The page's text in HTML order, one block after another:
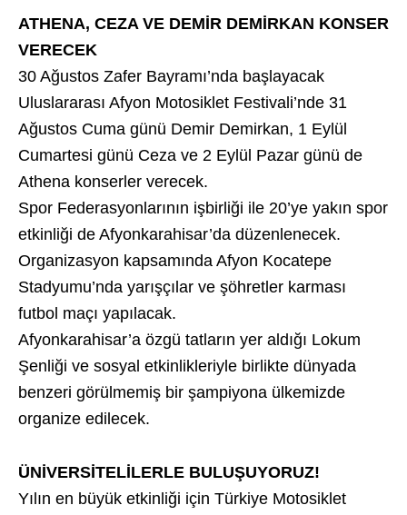
ATHENA, CEZA VE DEMİR DEMİRKAN KONSER
VERECEK
30 Ağustos Zafer Bayramı’nda başlayacak
Uluslararası Afyon Motosiklet Festivali’nde 31
Ağustos Cuma günü Demir Demirkan, 1 Eylül
Cumartesi günü Ceza ve 2 Eylül Pazar günü de
Athena konserler verecek.
Spor Federasyonlarının işbirliği ile 20’ye yakın spor
etkinliği de Afyonkarahisar’da düzenlenecek.
Organizasyon kapsamında Afyon Kocatepe
Stadyumu’nda yarışçılar ve şöhretler karması
futbol maçı yapılacak.
Afyonkarahisar’a özgü tatların yer aldığı Lokum
Şenliği ve sosyal etkinlikleriyle birlikte dünyada
benzeri görülmemiş bir şampiyona ülkemizde
organize edilecek.
ÜNİVERSİTELİLERLE BULUŞUYORUZ!
Yılın en büyük etkinliği için Türkiye Motosiklet